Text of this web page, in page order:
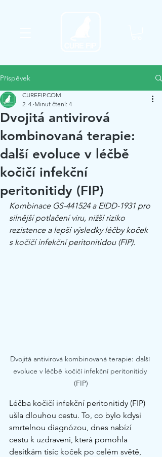
Příspěvek
Dvojitá antivirová
kombinovaná terapie:
další evoluce v léčbě
kočičí infekční
peritonitidy (FIP)
CUREFIP.COM
2. 4. Minut čtení: 4
Kombinace GS-441524 a EIDD-1931 pro
silnější potlačení viru, nižší riziko
rezistence a lepší výsledky léčby koček
s kočičí infekční peritonitidou (FIP).
Dvojitá antivirová kombinovaná terapie: další
evoluce v léčbě kočičí infekční peritonitidy
(FIP)
Léčba kočičí infekční peritonitidy (FIP)
ušla dlouhou cestu. To, co bylo kdysi
smrtelnou diagnózou, dnes nabízí
cestu k uzdravení, která pomohla
desítkám tisíc koček po celém světě,